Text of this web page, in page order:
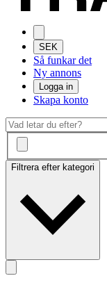
SEK
Så funkar det
Ny annons
Logga in
Skapa konto
Filtrera efter kategori